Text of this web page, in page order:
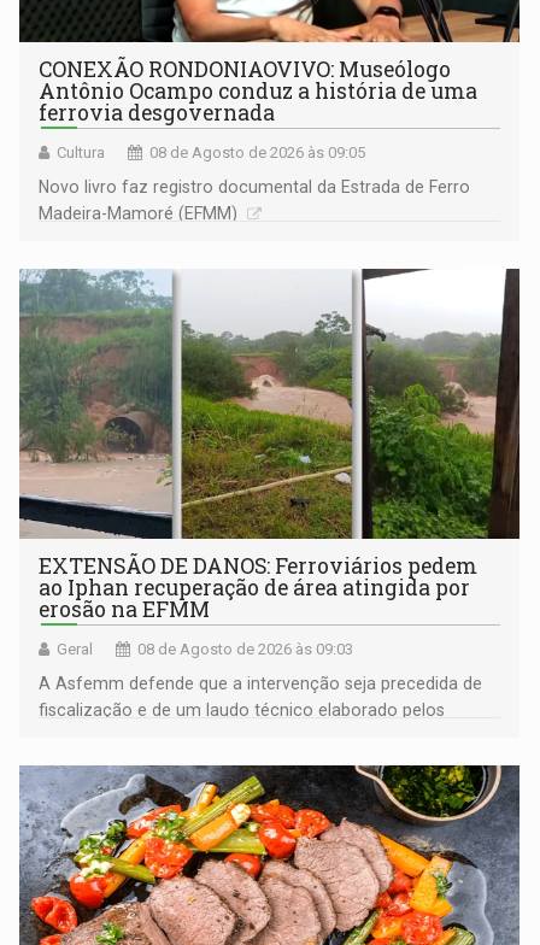
CONEXÃO RONDONIAOVIVO: Museólogo
Antônio Ocampo conduz a história de uma
ferrovia desgovernada
Cultura 08 de Agosto de 2026 às 09:05
Novo livro faz registro documental da Estrada de Ferro
Madeira-Mamoré (EFMM)
EXTENSÃO DE DANOS: Ferroviários pedem
ao Iphan recuperação de área atingida por
erosão na EFMM
Geral 08 de Agosto de 2026 às 09:03
A Asfemm defende que a intervenção seja precedida de
fiscalização e de um laudo técnico elaborado pelos